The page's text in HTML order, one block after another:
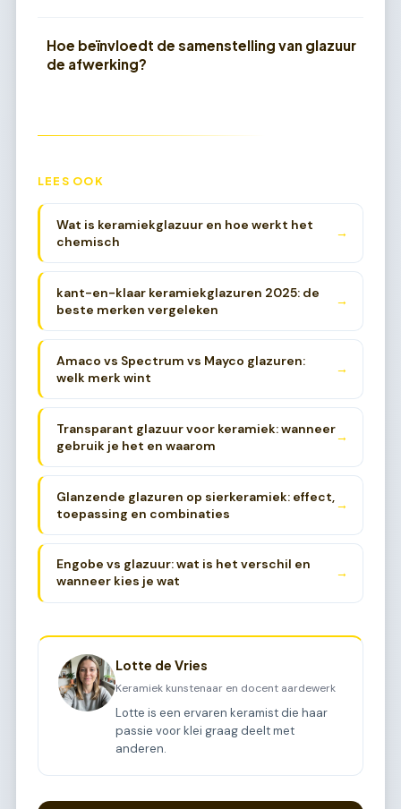
Hoe beïnvloedt de samenstelling van glazuur
de afwerking?
LEES OOK
Wat is keramiekglazuur en hoe werkt het
chemisch
→
kant-en-klaar keramiekglazuren 2025: de
beste merken vergeleken
→
Amaco vs Spectrum vs Mayco glazuren:
welk merk wint
→
Transparant glazuur voor keramiek: wanneer
gebruik je het en waarom
→
Glanzende glazuren op sierkeramiek: effect,
toepassing en combinaties
→
Engobe vs glazuur: wat is het verschil en
wanneer kies je wat
→
Lotte de Vries
Keramiek kunstenaar en docent aardewerk
Lotte is een ervaren keramist die haar
passie voor klei graag deelt met
anderen.